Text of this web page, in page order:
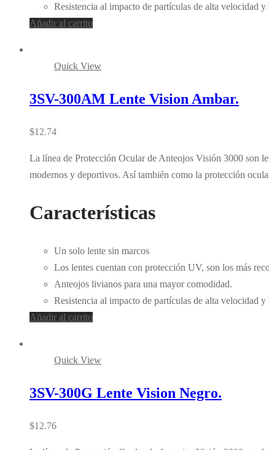
Resistencia al impacto de partículas de alta velocidad y
Añadir al carrito
Quick View
3SV-300AM Lente Vision Ambar.
$12.74
La línea de Protección Ocular de Anteojos Visión 3000 son
modernos y deportivos. Así también como la protección
Características
Un solo lente sin marcos
Los lentes cuentan con protección UV, son los más
Anteojos livianos para una mayor comodidad.
Resistencia al impacto de partículas de alta velocidad y
Añadir al carrito
Quick View
3SV-300G Lente Vision Negro.
$12.76